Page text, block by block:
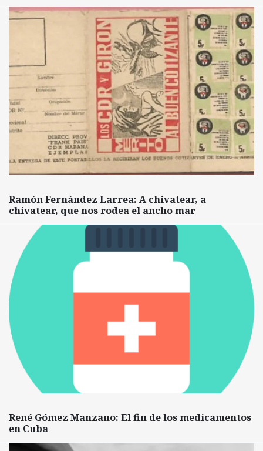
Ramón Fernández Larrea: A chivatear, a
chivatear, que nos rodea el ancho mar
René Gómez Manzano: El fin de los medicamentos
en Cuba